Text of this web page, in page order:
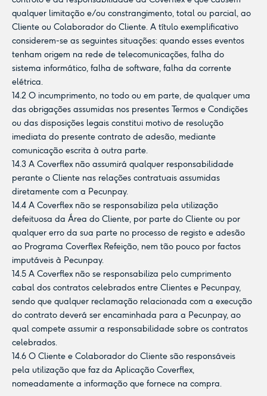
qualquer limitação e/ou constrangimento, total ou parcial, ao
Cliente ou Colaborador do Cliente. A título exemplificativo
considerem-se as seguintes situações: quando esses eventos
tenham origem na rede de telecomunicações, falha do
sistema informático, falha de software, falha da corrente
elétrica.
14.2 O incumprimento, no todo ou em parte, de qualquer uma
das obrigações assumidas nos presentes Termos e Condições
ou das disposições legais constitui motivo de resolução
imediata do presente contrato de adesão, mediante
comunicação escrita à outra parte.
14.3 A Coverflex não assumirá qualquer responsabilidade
perante o Cliente nas relações contratuais assumidas
diretamente com a Pecunpay.
14.4 A Coverflex não se responsabiliza pela utilização
defeituosa da Área do Cliente, por parte do Cliente ou por
qualquer erro da sua parte no processo de registo e adesão
ao Programa Coverflex Refeição, nem tão pouco por factos
imputáveis à Pecunpay.
14.5 A Coverflex não se responsabiliza pelo cumprimento
cabal dos contratos celebrados entre Clientes e Pecunpay,
sendo que qualquer reclamação relacionada com a execução
do contrato deverá ser encaminhada para a Pecunpay, ao
qual compete assumir a responsabilidade sobre os contratos
celebrados.
14.6 O Cliente e Colaborador do Cliente são responsáveis
pela utilização que faz da Aplicação Coverflex,
nomeadamente a informação que fornece na compra.